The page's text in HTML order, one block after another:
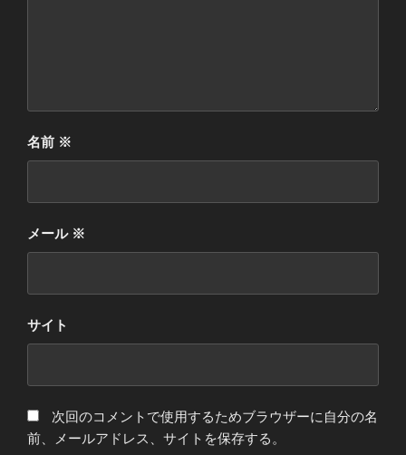
名前 ※
メール ※
サイト
次回のコメントで使用するためブラウザーに自分の名
前、メールアドレス、サイトを保存する。